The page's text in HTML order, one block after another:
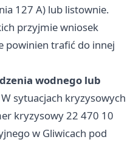
127 A) lub listownie.
przyjmie wniosek
powinien trafić do innej
wodnego lub
W sytuacjach kryzysowych
kryzysowy 22 470 10
w Gliwicach pod